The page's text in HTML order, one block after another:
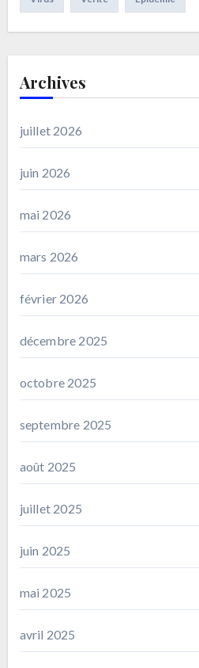
Archives
juillet 2026
juin 2026
mai 2026
mars 2026
février 2026
décembre 2025
octobre 2025
septembre 2025
août 2025
juillet 2025
juin 2025
mai 2025
avril 2025